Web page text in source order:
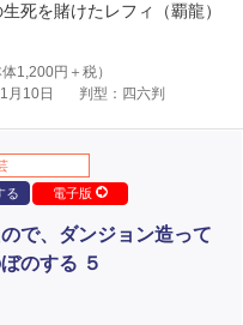
死を賭けたレフィ（覇龍）
体1,200円＋税）
月10日
判型：四六判
る
電子版
で、ダンジョン造って
のする ５